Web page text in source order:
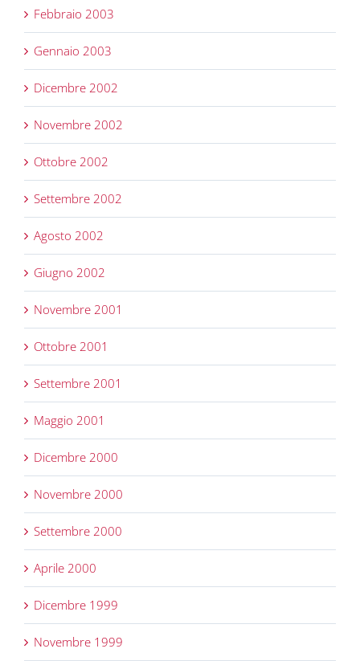
Febbraio 2003
Gennaio 2003
Dicembre 2002
Novembre 2002
Ottobre 2002
Settembre 2002
Agosto 2002
Giugno 2002
Novembre 2001
Ottobre 2001
Settembre 2001
Maggio 2001
Dicembre 2000
Novembre 2000
Settembre 2000
Aprile 2000
Dicembre 1999
Novembre 1999